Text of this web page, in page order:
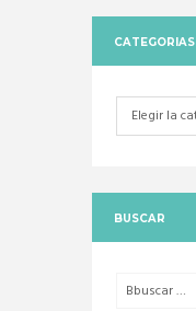
CATEGORIAS
Categorias
BUSCAR